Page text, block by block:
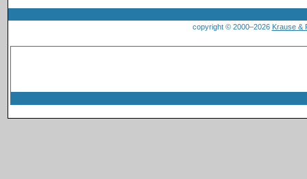
copyright © 2000–2026 Krause &